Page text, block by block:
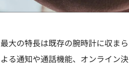
大の特長は既存の腕時計に収まら
る通知や通話機能、オンライン決